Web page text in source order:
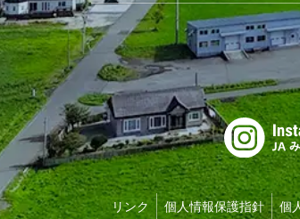
リンク 個人情報保護指針 個